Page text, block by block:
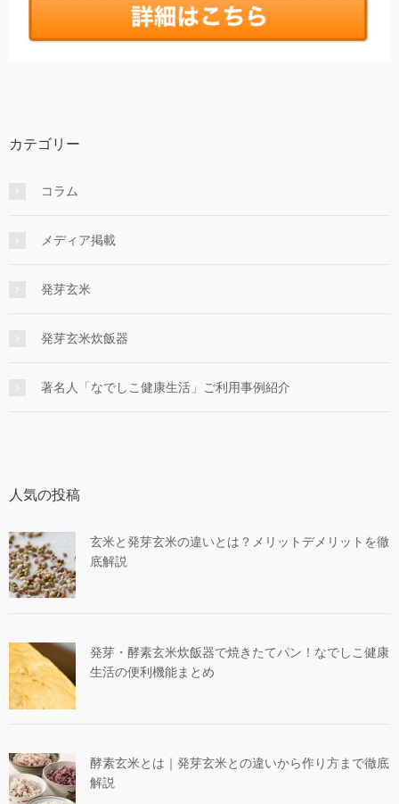
カテゴリー
コラム
メディア掲載
発芽玄米
発芽玄米炊飯器
著名人「なでしこ健康生活」ご利用事例紹介
人気の投稿
玄米と発芽玄米の違いとは？メリットデメリットを徹
底解説
発芽・酵素玄米炊飯器で焼きたてパン！なでしこ健康
生活の便利機能まとめ
酵素玄米とは｜発芽玄米との違いから作り方まで徹底
解説